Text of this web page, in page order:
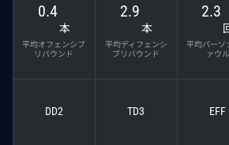
0.4
本
平均オフェンシブ
リバウンド
2.9
本
平均ディフェンシ
ブリバウンド
2.3
平均パーソ
ァウル
DD2 TD3 EFF